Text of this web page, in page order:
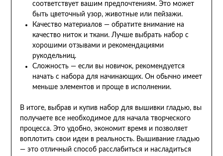
соответствует вашим предпочтениям. Это может
быть цветочный узор, животные или пейзажи.
Качество материалов — обратите внимание на
качество ниток и ткани. Лучше выбрать набор с
хорошими отзывами и рекомендациями
рукодельниц.
Сложность — если вы новичок, рекомендуется
начать с набора для начинающих. Он обычно имеет
меньше элементов и проще в исполнении.
В итоге, выбрав и купив набор для вышивки гладью, вы
получаете все необходимое для начала творческого
процесса. Это удобно, экономит время и позволяет
воплотить свои идеи в реальность. Вышивание гладью
— это отличный способ расслабиться и насладиться